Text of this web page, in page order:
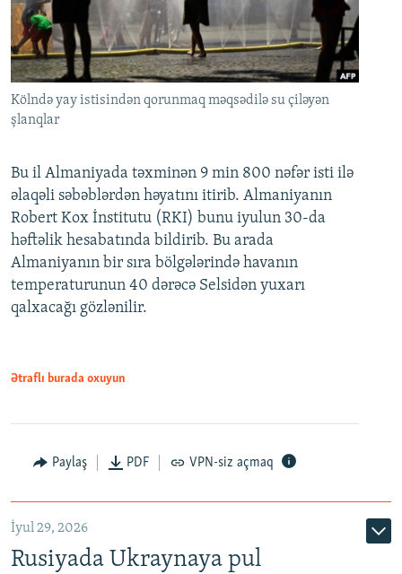
Kölndə yay istisindən qorunmaq məqsədilə su çiləyən
şlanqlar
Bu il Almaniyada təxminən 9 min 800 nəfər isti ilə
əlaqəli səbəblərdən həyatını itirib. Almaniyanın
Robert Kox İnstitutu (RKI) bunu iyulun 30-da
həftəlik hesabatında bildirib. Bu arada
Almaniyanın bir sıra bölgələrində havanın
temperaturunun 40 dərəcə Selsidən yuxarı
qalxacağı gözlənilir.
Ətraflı burada oxuyun
Paylaş PDF VPN-siz açmaq
İyul 29, 2026
Rusiyada Ukraynaya pul